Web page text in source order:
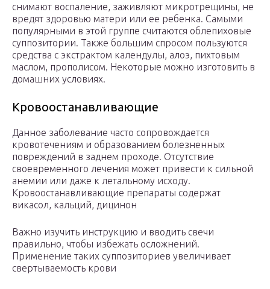
снимают воспаление, заживляют микротрещины, не
вредят здоровью матери или ее ребенка. Самыми
популярными в этой группе считаются облепиховые
суппозитории. Также большим спросом пользуются
средства с экстрактом календулы, алоэ, пихтовым
маслом, прополисом. Некоторые можно изготовить в
домашних условиях.
Кровоостанавливающие­
Данное заболевание часто сопровождается
кровотечениям и образованием болезненных
повреждений в заднем проходе. Отсутствие
своевременного лечения может привести к сильной
анемии или даже к летальному исходу.
Кровоостанавливающие препараты содержат
викасол, кальций, дицинон
Важно изучить инструкцию и вводить свечи
правильно, чтобы избежать осложнений.
Применение таких суппозиториев увеличивает
свертываемость крови